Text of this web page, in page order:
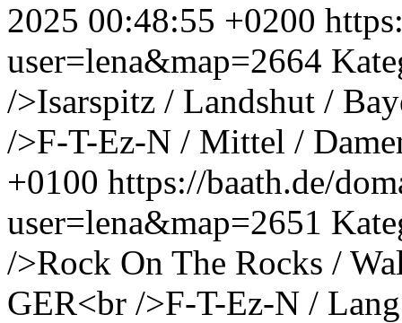
2025 00:48:55 +0200
user=lena&map=2664
/>Isarspitz / Landshut /
/>F-T-Ez-N / Mittel /
+0100 https://baath.de/
user=lena&map=2651
/>Rock On The Rocks /
GER<br />F-T-Ez-N /